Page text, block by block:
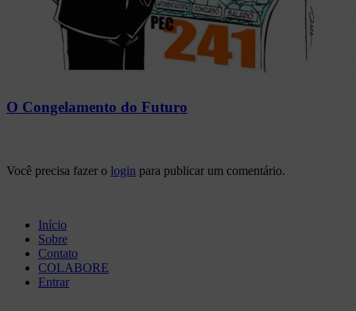
O Congelamento do Futuro
Você precisa fazer o login para publicar um comentário.
Início
Sobre
Contato
COLABORE
Entrar